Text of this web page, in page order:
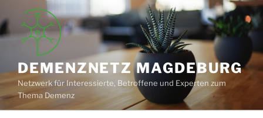
Inhalt
springen
DEMENZNETZ MAGDEBURG
Netzwerk für Interessierte, Betroffene und Experten zum
Thema Demenz